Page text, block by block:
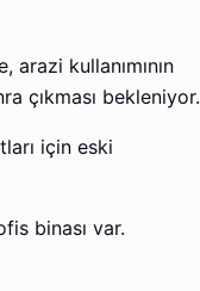
kullanımının
çıkması bekleniyor.
için eski
binası var.